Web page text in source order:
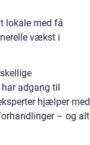
lokale med få
vækst i
adgang til
hjælper med
– og alt